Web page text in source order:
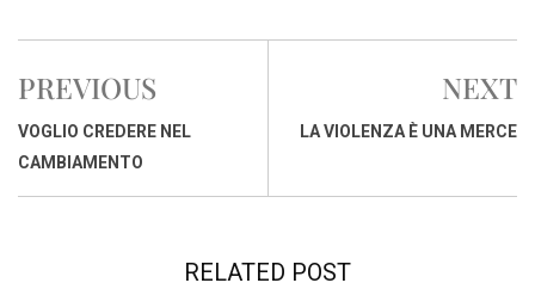
c
b
o
o
a
s
A
p
n
d
r
a
p
i
i
PREVIOUS
VOGLIO CREDERE NEL
CAMBIAMENTO
NEXT
LA VIOLENZA È UNA MERCE
RELATED POST